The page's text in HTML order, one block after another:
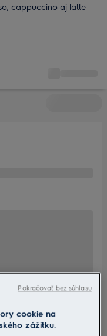
cappuccino aj latte
cookie na
zážitku.
Pokračovať bez súhlasu